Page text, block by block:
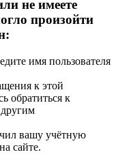
не имеете
произойти
имя пользователя
к этой
обратиться к
вашу учётную
сайте.